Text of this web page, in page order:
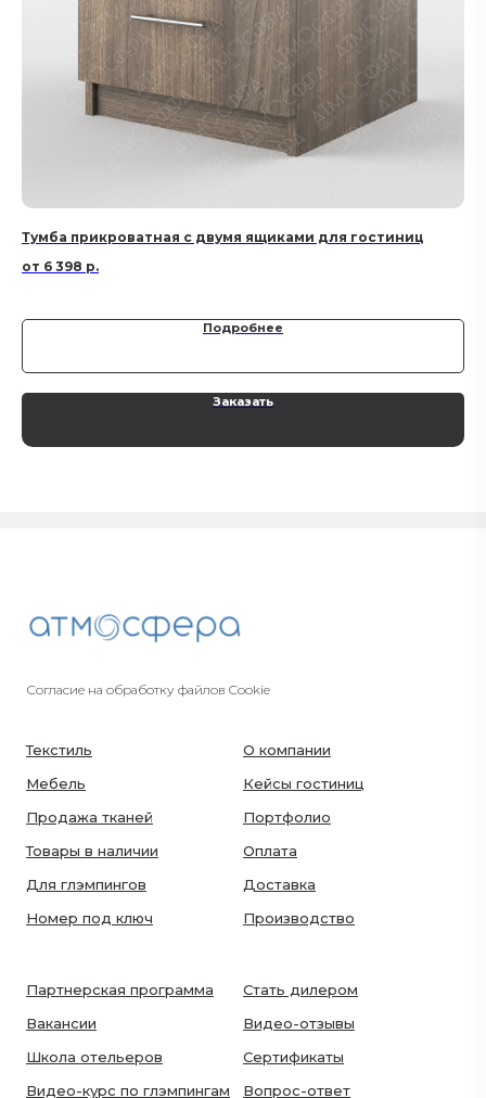
Тумба прикроватная с двумя ящиками для гостиниц
6 398 р.
Подробнее
Заказать
Согласие на обработку файлов Cookie
Текстиль
Мебель
Продажа тканей
Товары в наличии
Для глэмпингов
Номер под ключ
О компании
Кейсы гостиниц
Портфолио
Оплата
Доставка
Производство
Партнерская программа
Вакансии
Школа отельеров
Видео-курс по глэмпингам
Стать дилером
Видео-отзывы
Сертификаты
Вопрос-ответ